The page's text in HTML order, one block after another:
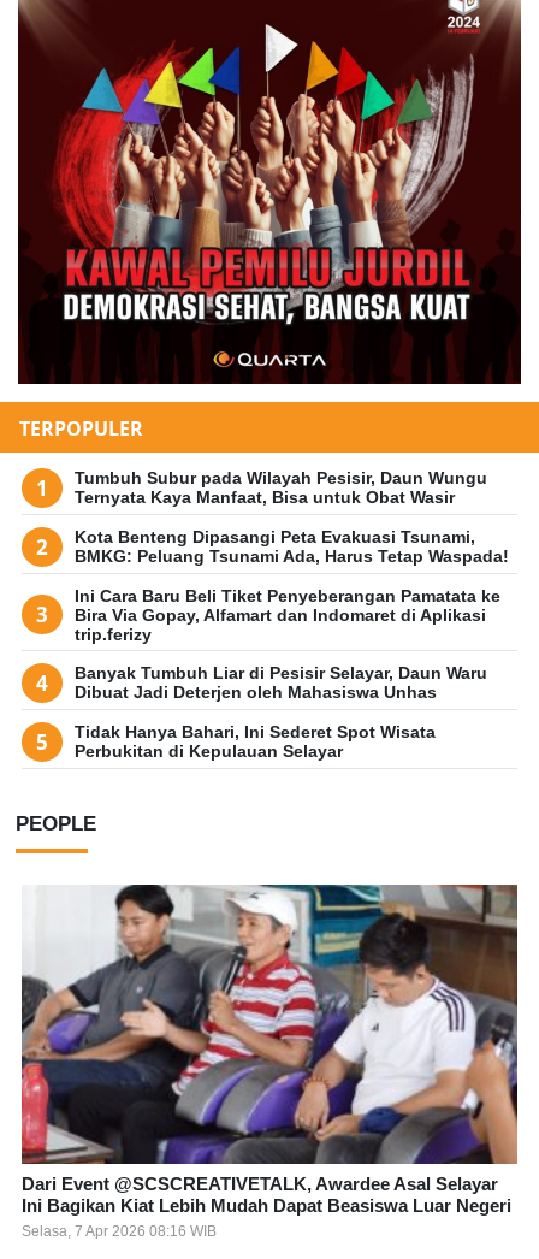
TERPOPULER
Tumbuh Subur pada Wilayah Pesisir, Daun Wungu
Ternyata Kaya Manfaat, Bisa untuk Obat Wasir
Kota Benteng Dipasangi Peta Evakuasi Tsunami,
BMKG: Peluang Tsunami Ada, Harus Tetap Waspada!
Ini Cara Baru Beli Tiket Penyeberangan Pamatata ke
Bira Via Gopay, Alfamart dan Indomaret di Aplikasi
trip.ferizy
Banyak Tumbuh Liar di Pesisir Selayar, Daun Waru
Dibuat Jadi Deterjen oleh Mahasiswa Unhas
Tidak Hanya Bahari, Ini Sederet Spot Wisata
Perbukitan di Kepulauan Selayar
PEOPLE
Dari Event @SCSCREATIVETALK, Awardee Asal Selayar
Ini Bagikan Kiat Lebih Mudah Dapat Beasiswa Luar Negeri
Selasa, 7 Apr 2026 08:16 WIB